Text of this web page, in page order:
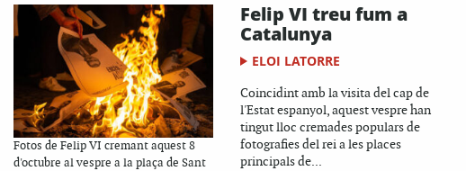
Fotos de Felip VI cremant aquest 8
d'octubre al vespre a la plaça de Sant
Felip VI treu fum a
Catalunya
ELOI LATORRE
Coincidint amb la visita del cap de
l'Estat espanyol, aquest vespre han
tingut lloc cremades populars de
fotografies del rei a les places
principals de...